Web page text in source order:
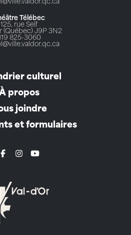
Télébec
125, rue Self
(Québec) J9P 3N2
825-3060
culturel
propos
joindre
et formulaires